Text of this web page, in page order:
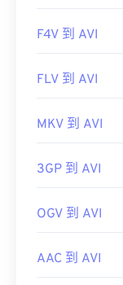
F4V 到 AVI
FLV 到 AVI
MKV 到 AVI
3GP 到 AVI
OGV 到 AVI
AAC 到 AVI